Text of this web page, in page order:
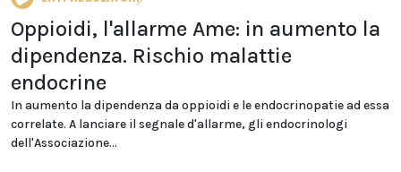
Oppioidi, l'allarme Ame: in aumento la
dipendenza. Rischio malattie
endocrine
In aumento la dipendenza da oppioidi e le endocrinopatie ad essa
correlate. A lanciare il segnale d'allarme, gli endocrinologi
dell'Associazione...